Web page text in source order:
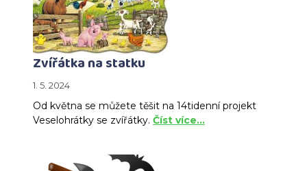
Zvířátka na statku
1. 5. 2024
Od května se můžete těšit na 14tidenní projekt
Veselohrátky se zvířátky. Číst více…